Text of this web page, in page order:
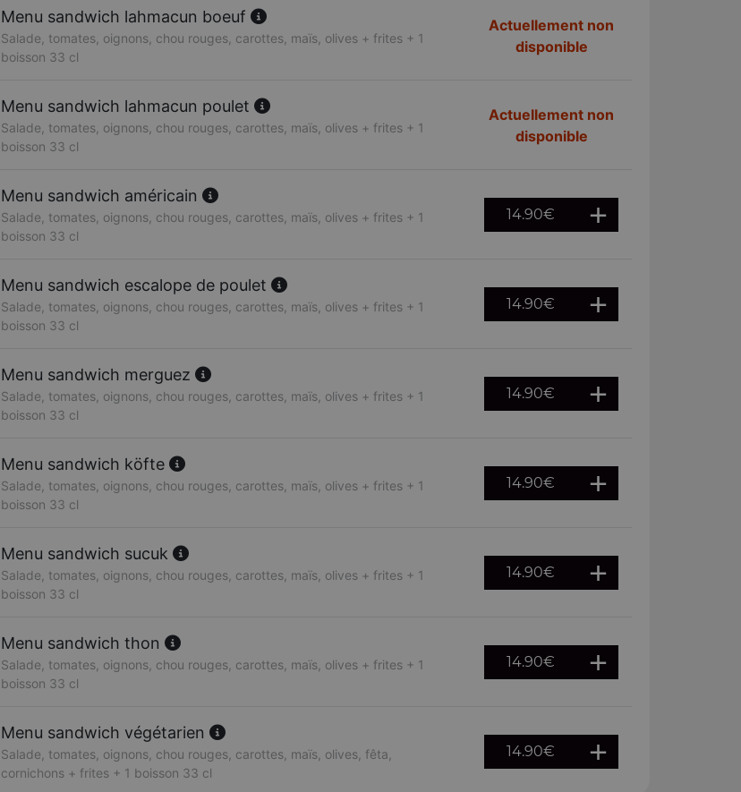
Menu sandwich lahmacun boeuf
Salade, tomates, oignons, chou rouges, carottes, maïs, olives + frites + 1
boisson 33 cl
Actuellement non
disponible
Menu sandwich lahmacun poulet
Salade, tomates, oignons, chou rouges, carottes, maïs, olives + frites + 1
boisson 33 cl
Actuellement non
disponible
Menu sandwich américain
Salade, tomates, oignons, chou rouges, carottes, maïs, olives + frites + 1
boisson 33 cl
14.90€
Menu sandwich escalope de poulet
Salade, tomates, oignons, chou rouges, carottes, maïs, olives + frites + 1
boisson 33 cl
14.90€
Menu sandwich merguez
Salade, tomates, oignons, chou rouges, carottes, maïs, olives + frites + 1
boisson 33 cl
14.90€
Menu sandwich köfte
Salade, tomates, oignons, chou rouges, carottes, maïs, olives + frites + 1
boisson 33 cl
14.90€
Menu sandwich sucuk
Salade, tomates, oignons, chou rouges, carottes, maïs, olives + frites + 1
boisson 33 cl
14.90€
Menu sandwich thon
Salade, tomates, oignons, chou rouges, carottes, maïs, olives + frites + 1
boisson 33 cl
14.90€
Menu sandwich végétarien
Salade, tomates, oignons, chou rouges, carottes, maïs, olives, fêta,
cornichons + frites + 1 boisson 33 cl
14.90€